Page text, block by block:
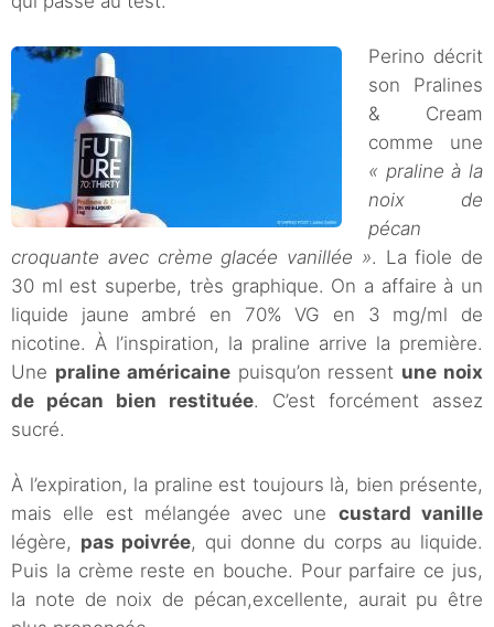
Perino décrit
son Pralines
& Cream
comme une
« praline à la
noix de
pécan
croquante avec crème glacée vanillée ». La fiole de
30 ml est superbe, très graphique. On a affaire à un
liquide jaune ambré en 70% VG en 3 mg/ml de
nicotine. À l’inspiration, la praline arrive la première.
Une praline américainepuisqu’on ressent une noix
de pécan bien restituée. C’est forcément assez
sucré.
À l’expiration, la praline est toujours là, bien présente,
mais elle est mélangée avec une custard vanille
légère, pas poivrée, qui donne du corps au liquide.
Puis la crème reste en bouche. Pour parfaire ce jus,
la note de noix de pécan,excellente, aurait pu être